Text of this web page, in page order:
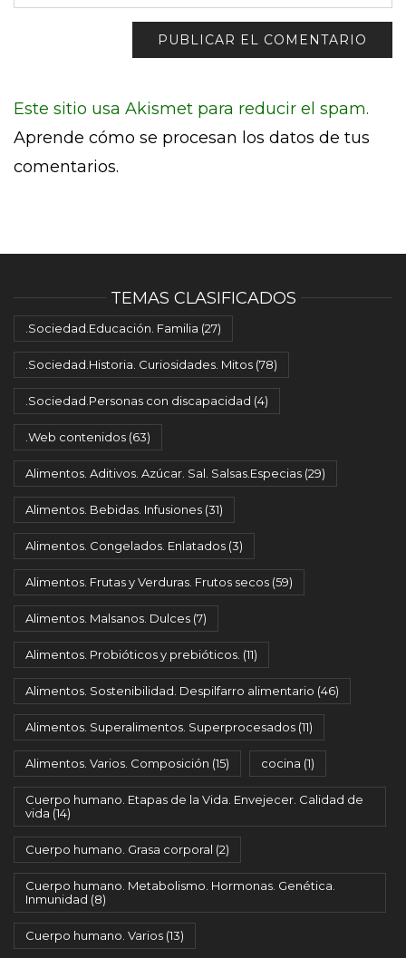
Este sitio usa Akismet para reducir el spam.
Aprende cómo se procesan los datos de tus
comentarios.
TEMAS CLASIFICADOS
.Sociedad.Educación. Familia (27)
.Sociedad.Historia. Curiosidades. Mitos (78)
.Sociedad.Personas con discapacidad (4)
.Web contenidos (63)
Alimentos. Aditivos. Azúcar. Sal. Salsas.Especias (29)
Alimentos. Bebidas. Infusiones (31)
Alimentos. Congelados. Enlatados (3)
Alimentos. Frutas y Verduras. Frutos secos (59)
Alimentos. Malsanos. Dulces (7)
Alimentos. Probióticos y prebióticos. (11)
Alimentos. Sostenibilidad. Despilfarro alimentario (46)
Alimentos. Superalimentos. Superprocesados (11)
Alimentos. Varios. Composición (15) cocina (1)
Cuerpo humano. Etapas de la Vida. Envejecer. Calidad de
vida (14)
Cuerpo humano. Grasa corporal (2)
Cuerpo humano. Metabolismo. Hormonas. Genética.
Inmunidad (8)
Cuerpo humano. Varios (13)